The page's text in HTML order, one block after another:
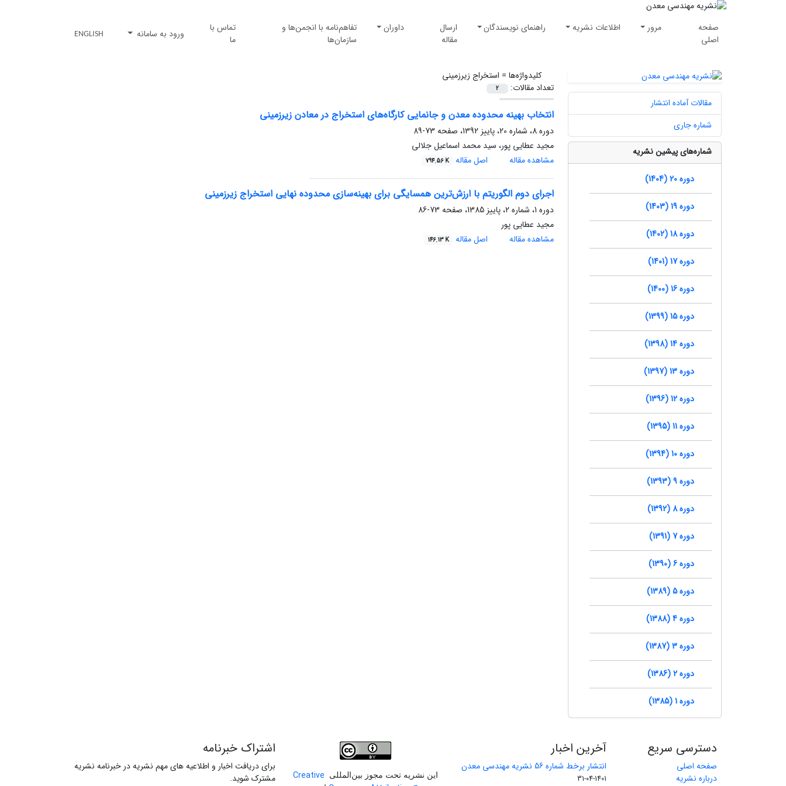
صفحه
اصلی
مرور اطلاعات نشریه راهنمای نویسندگان
ارسال
مقاله
داوران
تفاهم‌نامه با انجمن‌ها و
سازمان‌ها
تماس با
ما
ورود به سامانه ENGLISH
کلیدواژه‌ها = استخراج زیرزمینی
تعداد مقالات:
2
انتخاب بهینه محدوده معدن و جانمایی کارگاه‌های استخراج در معادن زیرزمینی
دوره 8، شماره 20، پاییز 1392، صفحه
73-89
مجید عطایی پور، سید محمد اسماعیل جلالی
مشاهده مقاله
اصل مقاله 794.56 K
اجرای دوم الگوریتم با ارزش‌ترین همسایگی برای بهینه‌سازی محدوده نهایی استخراج زیرزمینی
دوره 1، شماره 2، پاییز 1385، صفحه
73-86
مجید عطایی پور
مشاهده مقاله
اصل مقاله 146.13 K
مقالات آماده انتشار
شماره جاری
شماره‌های پیشین نشریه
دوره 20 (1404)
دوره 19 (1403)
دوره 18 (1402)
دوره 17 (1401)
دوره 16 (1400)
دوره 15 (1399)
دوره 14 (1398)
دوره 13 (1397)
دوره 12 (1396)
دوره 11 (1395)
دوره 10 (1394)
دوره 9 (1393)
دوره 8 (1392)
دوره 7 (1391)
دوره 6 (1390)
دوره 5 (1389)
دوره 4 (1388)
دوره 3 (1387)
دوره 2 (1386)
دوره 1 (1385)
دسترسی سریع
صفحه اصلی
درباره نشریه
آخرین اخبار
انتشار برخط شماره 56 نشریه مهندسی معدن
1401-04-31 این نشریه تحت مجوز بین‌المللی
Creative
اشتراک خبرنامه
برای دریافت اخبار و اطلاعیه های مهم نشریه در خبرنامه نشریه
مشترک شوید.